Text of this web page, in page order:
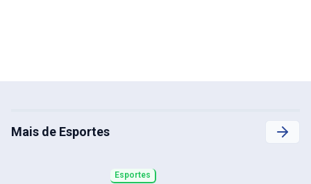
Mais de Esportes
Esportes